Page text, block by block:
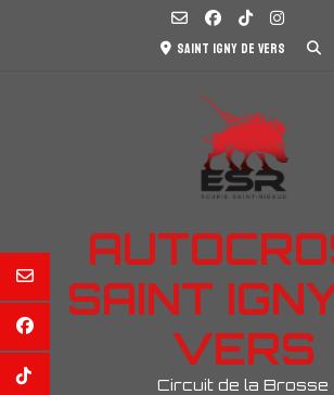
Saint Igny de Vers
SAINT
VERS
Circuit de la Brosse